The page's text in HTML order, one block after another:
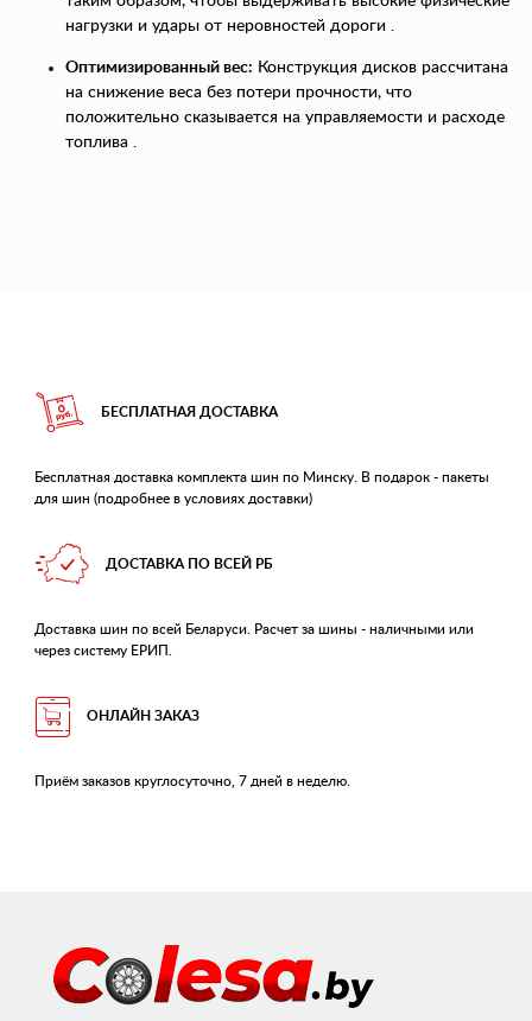
нагрузки и удары от неровностей дороги .
Оптимизированный вес: Конструкция дисков рассчитана
на снижение веса без потери прочности, что
положительно сказывается на управляемости и расходе
топлива .
БЕСПЛАТНАЯ ДОСТАВКА
Бесплатная доставка комплекта шин по Минску. В подарок - пакеты
для шин (подробнее в условиях доставки)
ДОСТАВКА ПО ВСЕЙ РБ
Доставка шин по всей Беларуси. Расчет за шины - наличными или
через систему ЕРИП.
ОНЛАЙН ЗАКАЗ
Приём заказов круглосуточно, 7 дней в неделю.